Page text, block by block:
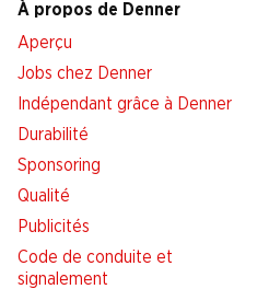
À propos de Denner
Aperçu
Jobs chez Denner
Indépendant grâce à Denner
Durabilité
Sponsoring
Qualité
Publicités
Code de conduite et
signalement